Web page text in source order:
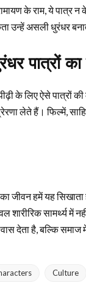
के राम, ये पात्र
उन्हें असली धुरंधर
पात्रों का
के लिए ऐसे पात्रों की
लेते हैं। फिल्में,
जीवन हमें यह सिखाता
सामर्थ्य में
देता है, बल्कि समाज
Culture